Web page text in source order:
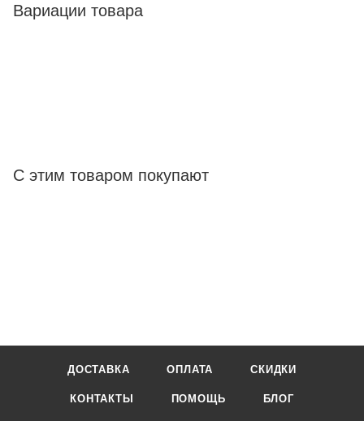
Вариации товара
С этим товаром покупают
ДОСТАВКА ОПЛАТА СКИДКИ
КОНТАКТЫ ПОМОЩЬ БЛОГ